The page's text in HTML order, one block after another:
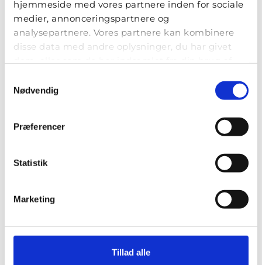
hjemmeside med vores partnere inden for sociale
medier, annonceringspartnere og
analysepartnere. Vores partnere kan kombinere
disse data med andre oplysninger, du har givet
Nødvendig
Præferencer
Statistik
Marketing
Tillad alle
Estilo Flower Studio